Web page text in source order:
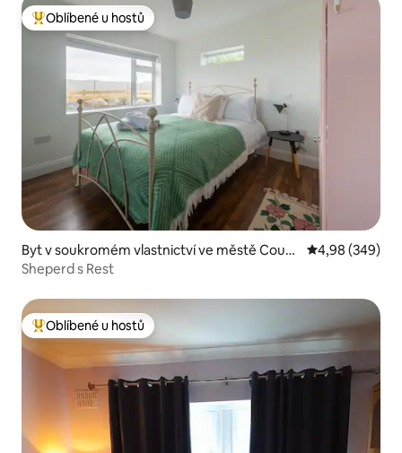
Nejlepší v kategorii Oblíbené u hostů
Oblíbené u hostů
Byt v soukromém vlastnictví ve městě Count
y Galway
Průměrné
4,98 (349)
Sheperd s Rest
Nejlepší v kategorii Oblíbené u hostů
Oblíbené u hostů